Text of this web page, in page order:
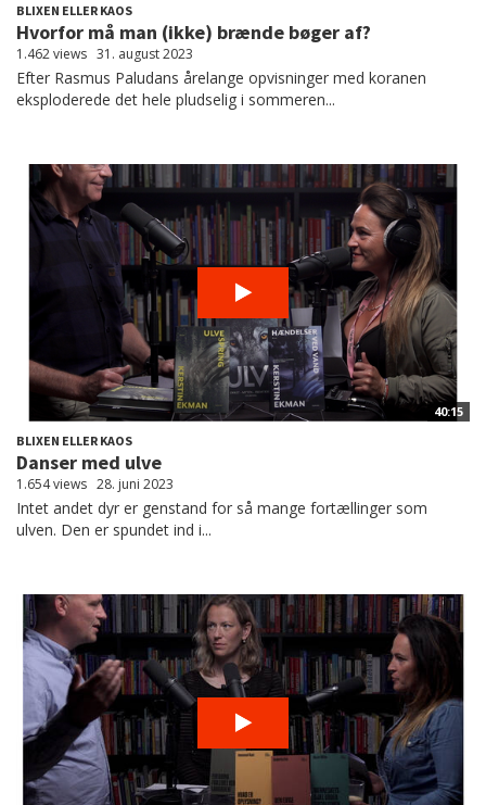
BLIXEN ELLER KAOS
Hvorfor må man (ikke) brænde bøger af?
1.462 views 31. august 2023
Efter Rasmus Paludans årelange opvisninger med koranen
eksploderede det hele pludselig i sommeren...
40:15
BLIXEN ELLER KAOS
Danser med ulve
1.654 views 28. juni 2023
Intet andet dyr er genstand for så mange fortællinger som
ulven. Den er spundet ind i...